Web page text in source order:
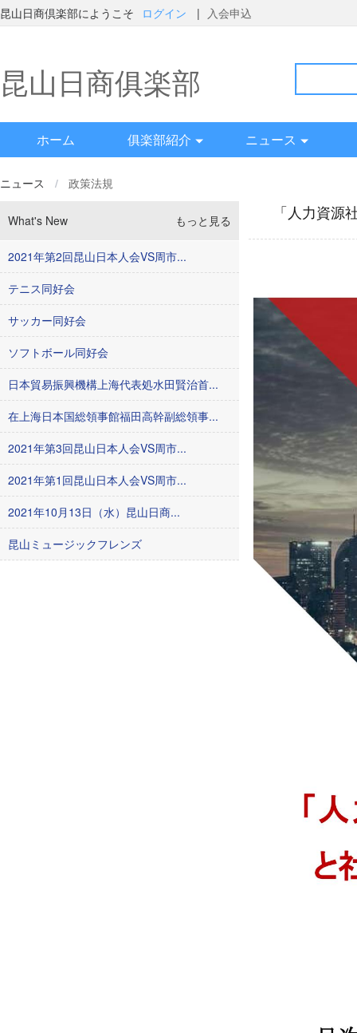
昆山日商倶楽部にようこそ ログイン | 入会申込
昆山日商俱楽部
ホーム 俱楽部紹介 ニュース
ニュース / 政策法規
「人力資源
What's New もっと見る
2021年第2回昆山日本人会VS周市...
テニス同好会
サッカー同好会
ソフトボール同好会
日本貿易振興機構上海代表処水田賢治首...
在上海日本国総領事館福田高幹副総領事...
2021年第3回昆山日本人会VS周市...
2021年第1回昆山日本人会VS周市...
2021年10月13日（水）昆山日商...
昆山ミュージックフレンズ